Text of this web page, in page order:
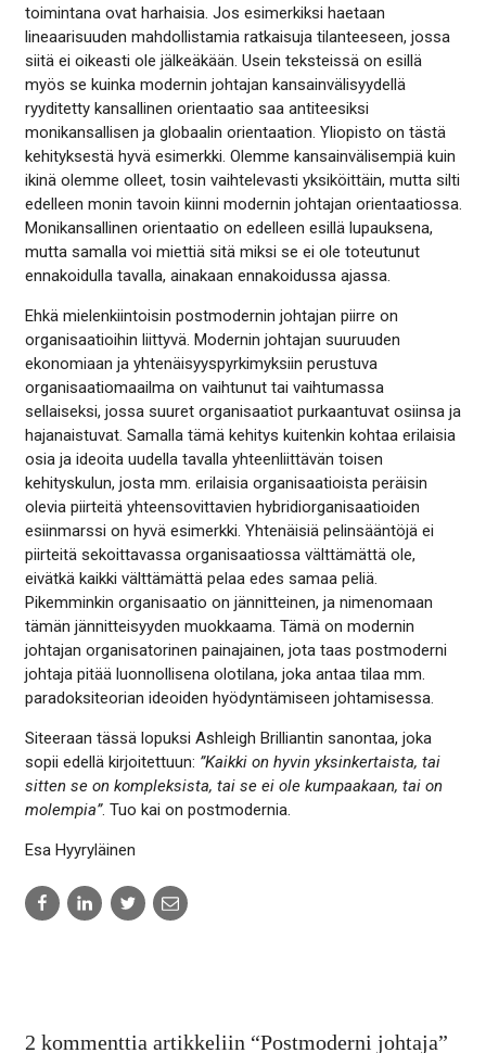
toimintana ovat harhaisia. Jos esimerkiksi haetaan
lineaarisuuden mahdollistamia ratkaisuja tilanteeseen, jossa
siitä ei oikeasti ole jälkeäkään. Usein teksteissä on esillä
myös se kuinka modernin johtajan kansainvälisyydellä
ryyditetty kansallinen orientaatio saa antiteesiksi
monikansallisen ja globaalin orientaation. Yliopisto on tästä
kehityksestä hyvä esimerkki. Olemme kansainvälisempiä kuin
ikinä olemme olleet, tosin vaihtelevasti yksiköittäin, mutta silti
edelleen monin tavoin kiinni modernin johtajan orientaatiossa.
Monikansallinen orientaatio on edelleen esillä lupauksena,
mutta samalla voi miettiä sitä miksi se ei ole toteutunut
ennakoidulla tavalla, ainakaan ennakoidussa ajassa.
Ehkä mielenkiintoisin postmodernin johtajan piirre on
organisaatioihin liittyvä. Modernin johtajan suuruuden
ekonomiaan ja yhtenäisyyspyrkimyksiin perustuva
organisaatiomaailma on vaihtunut tai vaihtumassa
sellaiseksi, jossa suuret organisaatiot purkaantuvat osiinsa ja
hajanaistuvat. Samalla tämä kehitys kuitenkin kohtaa erilaisia
osia ja ideoita uudella tavalla yhteenliittävän toisen
kehityskulun, josta mm. erilaisia organisaatioista peräisin
olevia piirteitä yhteensovittavien hybridiorganisaatioiden
esiinmarssi on hyvä esimerkki. Yhtenäisiä pelinsääntöjä ei
piirteitä sekoittavassa organisaatiossa välttämättä ole,
eivätkä kaikki välttämättä pelaa edes samaa peliä.
Pikemminkin organisaatio on jännitteinen, ja nimenomaan
tämän jännitteisyyden muokkaama. Tämä on modernin
johtajan organisatorinen painajainen, jota taas postmoderni
johtaja pitää luonnollisena olotilana, joka antaa tilaa mm.
paradoksiteorian ideoiden hyödyntämiseen johtamisessa.
Siteeraan tässä lopuksi Ashleigh Brilliantin sanontaa, joka
sopii edellä kirjoitettuun: ”Kaikki on hyvin yksinkertaista, tai
sitten se on kompleksista, tai se ei ole kumpaakaan, tai on
molempia”. Tuo kai on postmodernia.
Esa Hyyryläinen
Share
to:
Share
to:
Share
to:
Share
to:
2 kommenttia artikkeliin “Postmoderni johtaja”